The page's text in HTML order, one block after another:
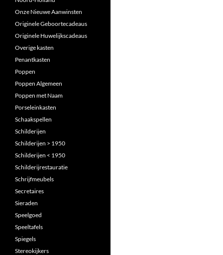
Onze Nieuwe Aanwinsten
Originele Geboortecadeaus
Originele Huwelijkscadeaus
Overige kasten
Penantkasten
Poppen
Poppen Algemeen
Poppen met Naam
Porseleinkasten
Schaakspellen
Schilderijen
Schilderijen > 1950
Schilderijen < 1950
Schilderijrestauratie
Schrijfmeubels
Secretaires
Sieraden
Speelgoed
Speeltafels
Spiegels
Stereokijkers